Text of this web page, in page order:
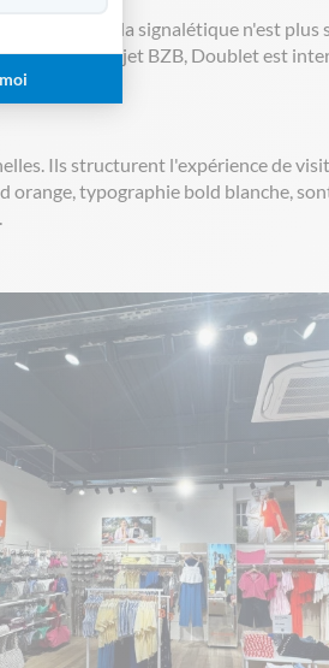
moderne, la signalétique n'est plus
Sur le projet BZB, Doublet est
Ils structurent l'expérience de
typographie bold blanche,